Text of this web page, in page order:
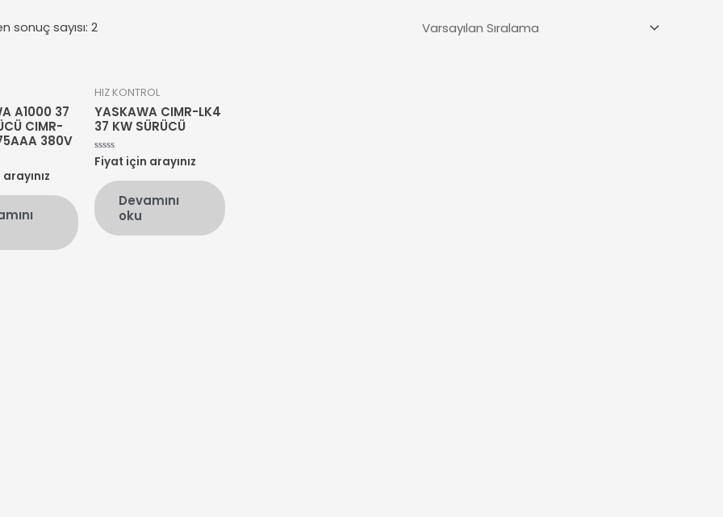
sonuç sayısı: 2
A1000 37
CIMR-
380V
HIZ KONTROL
YASKAWA CIMR-LK4
37 KW SÜRÜCÜ
5
üzerinden
oy
aldı
Fiyat için arayınız
Devamını
oku